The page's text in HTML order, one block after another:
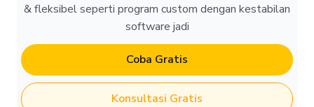
& fleksibel seperti program custom dengan kestabilan
software jadi
Coba Gratis
Konsultasi Gratis